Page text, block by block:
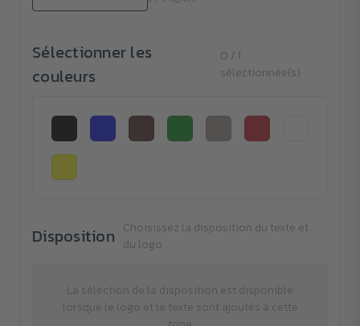
Sélectionner les
couleurs
0 / 1
sélectionnée(s)
Disposition Choisissez la disposition du texte et
du logo
La sélection de la disposition est disponible
lorsque le logo et le texte sont ajoutés à cette